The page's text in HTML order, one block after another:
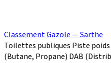
Classement Gazole — Sarthe
Toilettes publiques Piste
(Butane, Propane) DAB